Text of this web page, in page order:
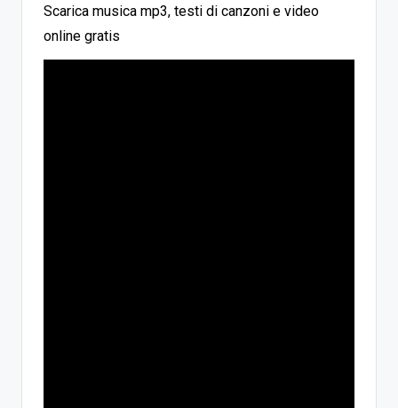
Scarica musica mp3, testi di canzoni e video
online gratis